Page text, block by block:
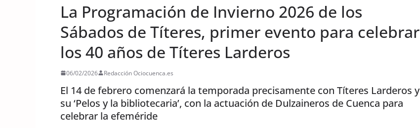
La Programación de Invierno 2026 de los
Sábados de Títeres, primer evento para celebrar
los 40 años de Títeres Larderos
06/02/2026 Redacción Ociocuenca.es
El 14 de febrero comenzará la temporada precisamente con Títeres Larderos y
su ‘Pelos y la bibliotecaria’, con la actuación de Dulzaineros de Cuenca para
celebrar la efeméride